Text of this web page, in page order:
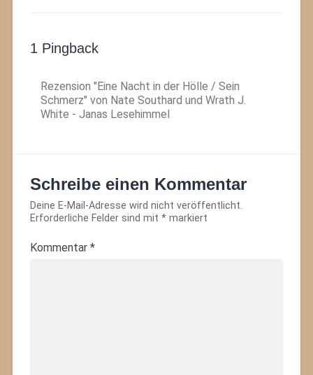
1 Pingback
Rezension "Eine Nacht in der Hölle / Sein
Schmerz" von Nate Southard und Wrath J.
White - Janas Lesehimmel
Schreibe einen Kommentar
Deine E-Mail-Adresse wird nicht veröffentlicht.
Erforderliche Felder sind mit *markiert
Kommentar *